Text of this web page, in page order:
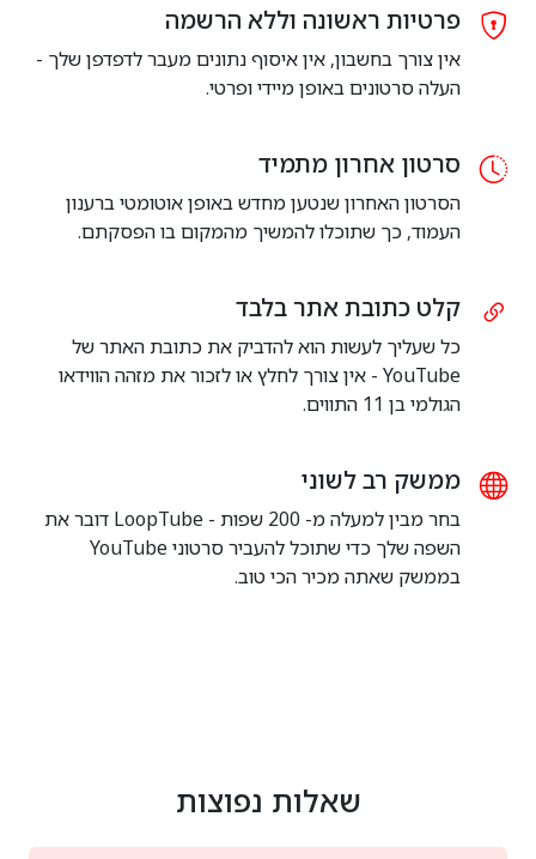
פרטיות ראשונה וללא הרשמה
אין צורך בחשבון, אין איסוף נתונים מעבר לדפדפן שלך -
העלה סרטונים באופן מיידי ופרטי.
סרטון אחרון מתמיד
הסרטון האחרון שנטען מחדש באופן אוטומטי ברענון
העמוד, כך שתוכלו להמשיך מהמקום בו הפסקתם.
קלט כתובת אתר בלבד
כל שעליך לעשות הוא להדביק את כתובת האתר של
YouTube - אין צורך לחלץ או לזכור את מזהה הווידאו
הגולמי בן 11 התווים.
ממשק רב לשוני
בחר מבין למעלה מ- 200 שפות - LoopTube דובר את
השפה שלך כדי שתוכל להעביר סרטוני YouTube
בממשק שאתה מכיר הכי טוב.
שאלות נפוצות